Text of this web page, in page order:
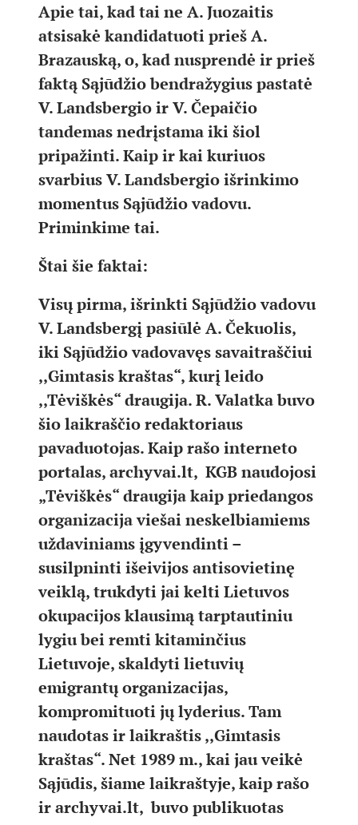
Apie tai, kad tai ne A. Juozaitis
atsisakė kandidatuoti prieš A.
Brazauską, o, kad nusprendė ir prieš
faktą Sąjūdžio bendražygius pastatė
V. Landsbergio ir V. Čepaičio
tandemas nedrįstama iki šiol
pripažinti. Kaip ir kai kuriuos
svarbius V. Landsbergio išrinkimo
momentus Sąjūdžio vadovu.
Priminkime tai.
Štai šie faktai:
Visų pirma, išrinkti Sąjūdžio vadovu
V. Landsbergį pasiūlė A. Čekuolis,
iki Sąjūdžio vadovavęs savaitraščiui
,,Gimtasis kraštas“, kurį leido
,,Tėviškės“ draugija. R. Valatka buvo
šio laikraščio redaktoriaus
pavaduotojas. Kaip rašo interneto
portalas, archyvai.lt, KGB naudojosi
„Tėviškės“ draugija kaip priedangos
organizacija viešai neskelbiamiems
uždaviniams įgyvendinti –
susilpninti išeivijos antisovietinę
veiklą, trukdyti jai kelti Lietuvos
okupacijos klausimą tarptautiniu
lygiu bei remti kitaminčius
Lietuvoje, skaldyti lietuvių
emigrantų organizacijas,
kompromituoti jų lyderius. Tam
naudotas ir laikraštis ,,Gimtasis
kraštas“. Net 1989 m., kai jau veikė
Sąjūdis, šiame laikraštyje, kaip rašo
ir archyvai.lt, buvo publikuotas